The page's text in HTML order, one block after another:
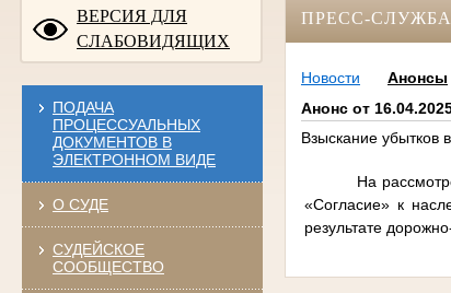
ВЕРСИЯ ДЛЯ
СЛАБОВИДЯЩИХ
ПОДАЧА
ПРОЦЕССУАЛЬНЫХ
ДОКУМЕНТОВ В
ЭЛЕКТРОННОМ ВИДЕ
О СУДЕ
СУДЕЙСКОЕ
СООБЩЕСТВО
ПРЕСС-СЛУЖБА
Новости Анонсы
Анонс от
Взыскание убытков
На
«Согласие» к
результате